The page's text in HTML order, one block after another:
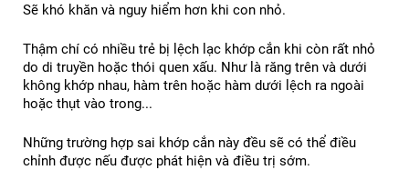
Sẽ khó khăn và nguy hiểm hơn khi con nhỏ.
Thậm chí có nhiều trẻ bị lệch lạc khớp cắn khi còn rất nhỏ
do di truyền hoặc thói quen xấu. Như là răng trên và dưới
không khớp nhau, hàm trên hoặc hàm dưới lệch ra ngoài
hoặc thụt vào trong...
Những trường hợp sai khớp cắn này đều sẽ có thể điều
chỉnh được nếu được phát hiện và điều trị sớm.